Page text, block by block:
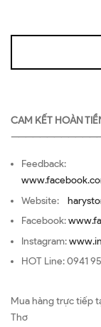
CAM KẾT HOÀN
Feedback:
Website:
Facebook:
Instagram:
HOT Line: 0941
Mua hàng trực tiếp
Thơ